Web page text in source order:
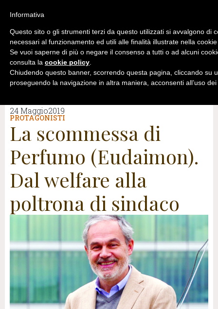
24 Maggio2019
PROTAGONISTI
La scommessa di
Perfumo (Eudaimon).
Dal welfare alla
poltrona di sindaco
Informativa
Questo sito o gli strumenti terzi da questo utilizzati si avvalgono di
necessari al funzionamento ed utili alle finalità illustrate nella
Se vuoi saperne di più o negare il consenso a tutti o ad alcuni
consulta la cookie policy.
Chiudendo questo banner, scorrendo questa pagina, cliccando su
proseguendo la navigazione in altra maniera, acconsenti all’uso